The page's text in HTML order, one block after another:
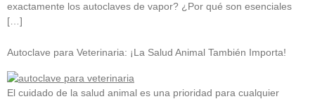
exactamente los autoclaves de vapor? ¿Por qué son esenciales
[…]
Autoclave para Veterinaria: ¡La Salud Animal También Importa!
El cuidado de la salud animal es una prioridad para cualquier